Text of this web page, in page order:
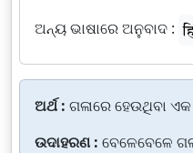
ଅନ୍ୟ ଭାଷାରେ ଅନୁବାଦ :
ଅର୍ଥ : ଗଳାରେ ହେଉଥିବା
ଉଦାହରଣ : ବେଳେବେଳେ